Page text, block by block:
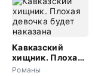
Кавказский
хищник. Плохая
девочка будет
Романы